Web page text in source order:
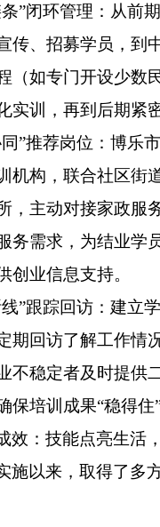
条”闭环管理：从前
传、招募学员，到
（如专门开设少数
实训，再到后期紧
同”推荐岗位：博乐
机构，联合社区街
，主动对接家政服
务需求，为结业学
创业信息支持。
线”跟踪回访：建立
期回访了解工作情
不稳定者及时提供
保培训成果“稳得住”
效：技能点亮生活
施以来，取得了多